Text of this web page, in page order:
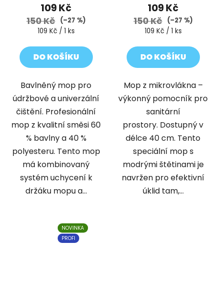
109 Kč
150 Kč (–27 %)
Měrná
109 Kč / 1 ks
DO KOŠÍKU
Bavlněný mop pro
údržbové a univerzální
čištění. Profesionální
mop z kvalitní směsi 60
% bavlny a 40 %
polyesteru. Tento mop
má kombinovaný
systém uchycení k
držáku mopu a...
109 Kč
150 Kč (–27 %)
Měrná
109 Kč / 1 ks
DO KOŠÍKU
Mop z mikrovlákna –
výkonný pomocník pro
sanitární
prostory. Dostupný v
délce 40 cm. Tento
speciální mop s
modrými štětinami je
navržen pro efektivní
úklid tam,...
NOVINKA
PROFI